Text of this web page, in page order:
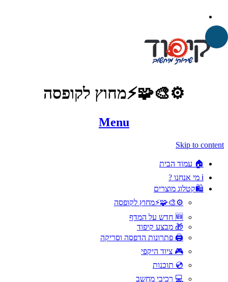
⚙️🎨🧩⚡️מחוץ לקופסה
Menu
Skip to content
🏠 עמוד הבית
ℹ️ מי אנחנו ?
🛍️קטלוג מוצרים
⚙️🎨🧩⚡️מחוץ לקופסה
🆕 חדש על המדף
🎁 מבצע קיפוד
🖨️ פתרונות הדפסה וסריקה
🎮 ציוד היקפי
💿 תוכנות
💻 רכיבי מחשב